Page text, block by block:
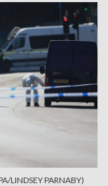
LINDSEY PARNABY)